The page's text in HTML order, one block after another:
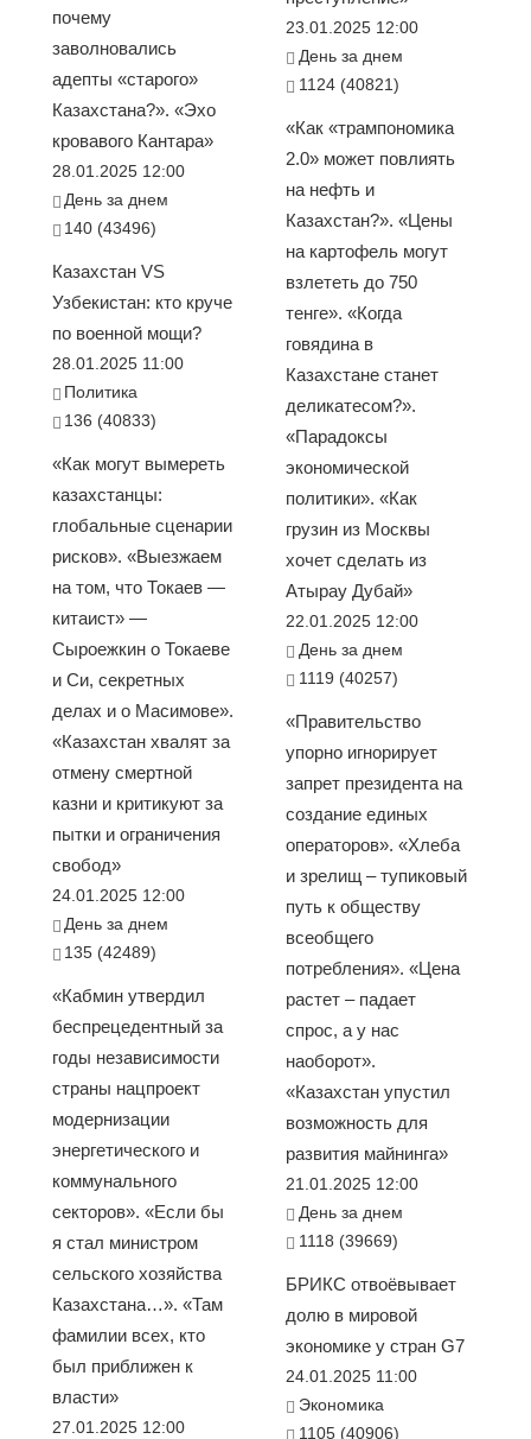
почему
заволновались
адепты «старого»
Казахстана?». «Эхо
кровавого Кантара»
28.01.2025 12:00
День за днем
140 (43496)
Казахстан VS
Узбекистан: кто круче
по военной мощи?
28.01.2025 11:00
Политика
136 (40833)
«Как могут вымереть
казахстанцы:
глобальные сценарии
рисков». «Выезжаем
на том, что Токаев —
китаист» —
Сыроежкин о Токаеве
и Си, секретных
делах и о Масимове».
«Казахстан хвалят за
отмену смертной
казни и критикуют за
пытки и ограничения
свобод»
24.01.2025 12:00
День за днем
135 (42489)
«Кабмин утвердил
беспрецедентный за
годы независимости
страны нацпроект
модернизации
энергетического и
коммунального
секторов». «Если бы
я стал министром
сельского хозяйства
Казахстана…». «Там
фамилии всех, кто
был приближен к
власти»
27.01.2025 12:00
23.01.2025 12:00
День за днем
1124 (40821)
«Как «трампономика
2.0» может повлиять
на нефть и
Казахстан?». «Цены
на картофель могут
взлететь до 750
тенге». «Когда
говядина в
Казахстане станет
деликатесом?».
«Парадоксы
экономической
политики». «Как
грузин из Москвы
хочет сделать из
Атырау Дубай»
22.01.2025 12:00
День за днем
1119 (40257)
«Правительство
упорно игнорирует
запрет президента на
создание единых
операторов». «Хлеба
и зрелищ – тупиковый
путь к обществу
всеобщего
потребления». «Цена
растет – падает
спрос, а у нас
наоборот».
«Казахстан упустил
возможность для
развития майнинга»
21.01.2025 12:00
День за днем
1118 (39669)
БРИКС отвоёвывает
долю в мировой
экономике у стран G7
24.01.2025 11:00
Экономика
1105 (40906)